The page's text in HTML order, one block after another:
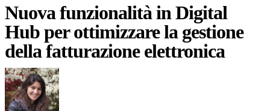
Nuova funzionalità in Digital
Hub per ottimizzare la gestione
della fatturazione elettronica